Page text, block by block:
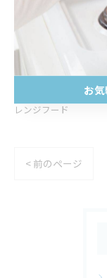
レンジフード
< 前のページ
お
お